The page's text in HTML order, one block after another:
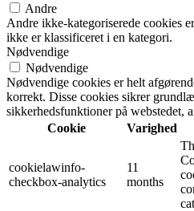
Andre
Andre ikke-kategoriserede cookies
ikke er klassificeret i en kategori.
Nødvendige
Nødvendige
Nødvendige cookies er helt
korrekt. Disse cookies sikrer
sikkerhedsfunktioner på webstedet,
Cookie
Varighed
cookielawinfo-
checkbox-analytics
11
months